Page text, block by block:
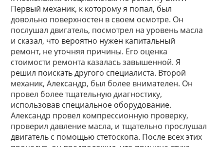
Первый механик, к которому я попал, был
довольно поверхностен в своем осмотре. Он
послушал двигатель, посмотрел на уровень масла
и сказал, что вероятно нужен капитальный
ремонт, не уточняя причины. Его оценка
стоимости ремонта казалась завышенной. Я
решил поискать другого специалиста. Второй
механик, Александр, был более внимателен. Он
провел более тщательную диагностику,
использовав специальное оборудование.
Александр провел компрессионную проверку,
проверил давление масла, и тщательно прослушал
двигатель с помощью стетоскопа. После всех этих